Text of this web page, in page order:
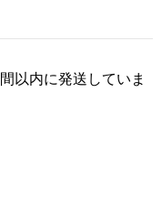
以内に発送していま